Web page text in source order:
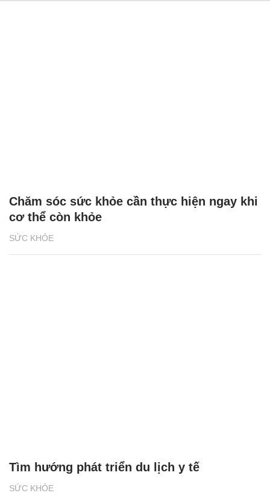
SỨC KHỎE
Chăm sóc sức khỏe cần thực hiện ngay khi
cơ thể còn khỏe
SỨC KHỎE
Tìm hướng phát triển du lịch y tế